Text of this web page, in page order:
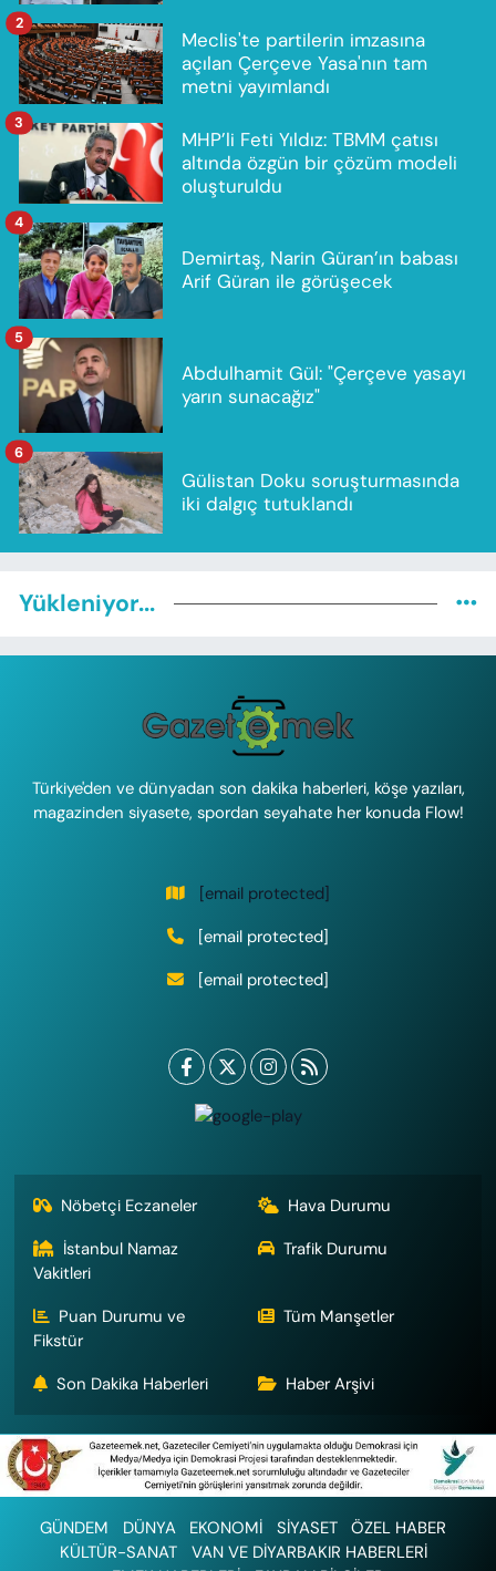
Meclis'te partilerin imzasına
açılan Çerçeve Yasa'nın tam
metni yayımlandı
2
MHP’li Feti Yıldız: TBMM çatısı
altında özgün bir çözüm modeli
oluşturuldu
3
Demirtaş, Narin Güran’ın babası
Arif Güran ile görüşecek
4
Abdulhamit Gül: "Çerçeve yasayı
yarın sunacağız"
5
Gülistan Doku soruşturmasında
iki dalgıç tutuklandı
6
Yükleniyor...
Türkiye'den ve dünyadan son dakika haberleri, köşe yazıları,
magazinden siyasete, spordan seyahate her konuda Flow!
[email protected]
[email protected]
[email protected]
Nöbetçi Eczaneler
Hava Durumu
İstanbul Namaz
Vakitleri
Trafik Durumu
Puan Durumu ve
Fikstür
Tüm Manşetler
Son Dakika Haberleri Haber Arşivi
GÜNDEM DÜNYA EKONOMİ SİYASET
ÖZEL HABER
KÜLTÜR-SANAT
VAN VE DİYARBAKIR HABERLERİ